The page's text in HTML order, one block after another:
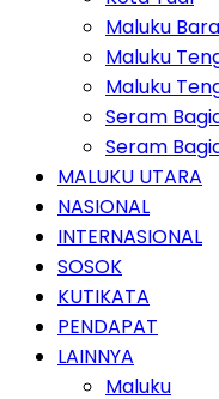
Maluku
Maluku
Maluku
Seram
Seram
MALUKU UTARA
NASIONAL
INTERNASIONAL
SOSOK
KUTIKATA
PENDAPAT
LAINNYA
Maluku